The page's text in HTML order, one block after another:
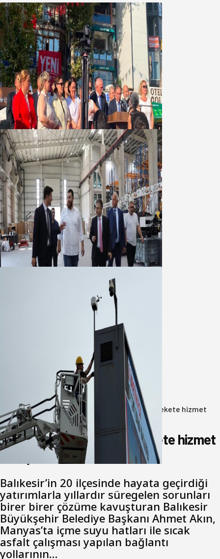
Yeni Parti Bandırma Teşkilatı kuruldu
06 Ağustos 2026
Marmara OSB Müteşebbis Heyeti
Toplantısı gerçekleştirildi
05 Ağustos 2026
Büyükşehir Çevresel İzleme Ağını
Bandırma ile Güçlendirdi
05 Ağustos 2026
Anasayfa/Gündem/Akın: Benim derdim memlekete hizmet
hemşerim!
Akın: Benim derdim memlekete hizmet
hemşerim!
Balıkesir’in 20 ilçesinde hayata geçirdiği
yatırımlarla yıllardır süregelen sorunları
birer birer çözüme kavuşturan Balıkesir
Büyükşehir Belediye Başkanı Ahmet Akın,
Manyas’ta içme suyu hatları ile sıcak
asfalt çalışması yapılan bağlantı
yollarının…